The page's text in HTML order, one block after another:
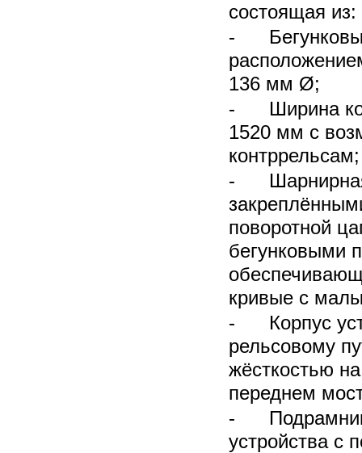
состоящая из:
-
136 мм Ø;
- Ширина
1520 мм с
контррельсам;
- Шарнирная
поворотной
бегунковыми
кривые с
- Корпус
рельсовому
жёсткостью
переднем
- Подрамник
устройства с